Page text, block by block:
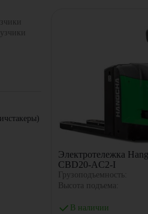
Электротележка
CBD20-AC2-I
Грузоподъемность:
Высота подъема:
В наличии